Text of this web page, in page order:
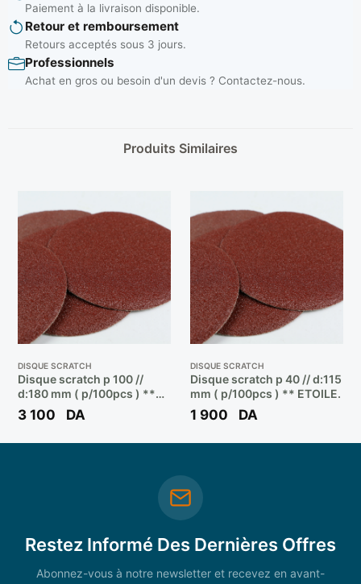
Paiement à la livraison disponible.
Retour et remboursement
Retours acceptés sous 3 jours.
Professionnels
Achat en gros ou besoin d'un devis ? Contactez-nous.
Produits Similaires
DISQUE SCRATCH
Disque scratch p 100 //
d:180 mm ( p/100pcs ) **
ETOIL/SAIL
3 100 DA
DISQUE SCRATCH
Disque scratch p 40 // d:115
mm ( p/100pcs ) ** ETOILE.
1 900 DA
Restez Informé Des Dernières Offres
Abonnez-vous à notre newsletter et recevez en avant-